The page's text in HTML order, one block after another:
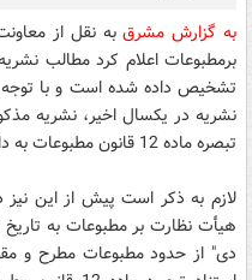
به گزارش مشرقبه نقل از
تشخیص داده شده است و با توجه
نشریه در یکسال اخیر، نشریه
تبصره ماده 12 قانون مطبوعات به دادگاه ویژه روحانیت ارجاع شد.
لازم به ذکر است پیش از این
دی" از حدود مطبوعات مطرح و